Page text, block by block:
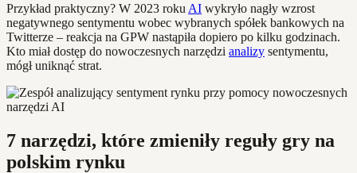
Przykład praktyczny? W 2023 roku AI wykryło nagły wzrost
negatywnego sentymentu wobec wybranych spółek bankowych na
Twitterze – reakcja na GPW nastąpiła dopiero po kilku godzinach.
Kto miał dostęp do nowoczesnych narzędzi analizy sentymentu,
mógł uniknąć strat.
7 narzędzi, które zmieniły reguły gry na
polskim rynku